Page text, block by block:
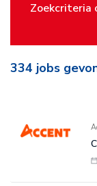
Zoekcriteria
334 jobs